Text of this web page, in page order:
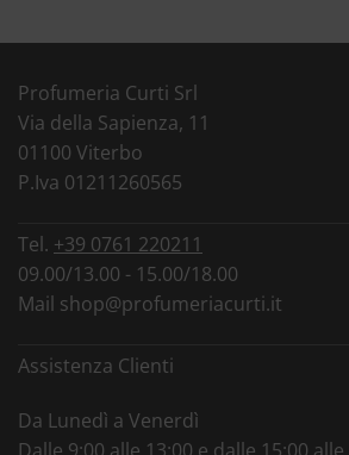
Profumeria Curti Srl
Via della Sapienza, 11
01100 Viterbo
P.Iva 01211260565
Tel. +39 0761 220211
09.00/13.00 - 15.00/18.00
Mail shop@profumeriacurti.it
Assistenza Clienti
Da Lunedì a Venerdì